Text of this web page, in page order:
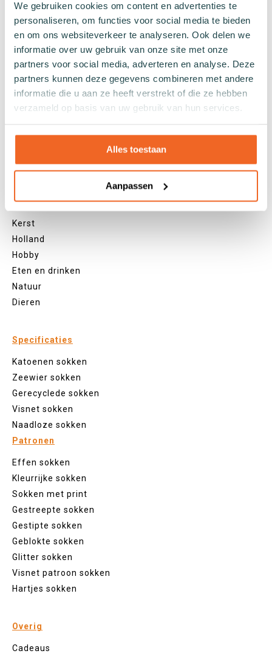
We gebruiken cookies om content en advertenties te
personaliseren, om functies voor social media te bieden
en om ons websiteverkeer te analyseren. Ook delen we
informatie over uw gebruik van onze site met onze
partners voor social media, adverteren en analyse. Deze
partners kunnen deze gegevens combineren met andere
informatie die u aan ze heeft verstrekt of die ze hebben
verzameld op basis van uw gebruik van hun services.
Alles toestaan
Aanpassen
Witte sokken
Zwarte sokken
Grijze sokken
Gele sokken
Groene sokken
Oranje sokken
Paarse sokken
Rode sokken
Blauwe sokken
Thema's
Kerst
Holland
Hobby
Eten en drinken
Natuur
Dieren
Specificaties
Katoenen sokken
Zeewier sokken
Gerecyclede sokken
Visnet sokken
Naadloze sokken
Patronen
Effen sokken
Kleurrijke sokken
Sokken met print
Gestreepte sokken
Gestipte sokken
Geblokte sokken
Glitter sokken
Visnet patroon sokken
Hartjes sokken
Overig
Cadeaus